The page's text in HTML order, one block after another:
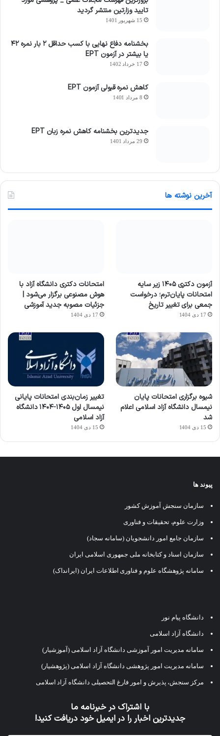
تایید وزارتین منتشر گردید
15 شهریور 1401
بخشنامه دفاع نهایی با کسب حداقل ۲ بار نمره ۴۲
یا بیشتر در آزمون EPT
17 خرداد 1402
کاهش نمره قبولی آزمون EPT
8 مرداد 1401
جدیدترین بخشنامه کاهش نمره زبان EPT
29 مرداد 1401
آخرین نوشته ها
آزمون دکتری ۱۴۰۵ زیر سایه
امتحانات پایان‌ترم؛ درخواست
جمعی برای تغییر تاریخ
17 دی 1404
امتحانات دکتری دانشگاه آزاد با
هوش مصنوعی برگزار می‌شود |
جزئیات مصوبه جدید آموزشی
17 دی 1404
شیوه برگزاری امتحانات پایان
نیمسال دانشگاه آزاد اسلامی اعلام
شد
15 دی 1404
تغییر زمان‌بندی امتحانات پایانی
نیمسال اول ۱۴۰۵-۱۴۰۴ دانشگاه
آزاد اسلامی
15 دی 1404
پیوند ها
سازمان سنجش آموزش کشور
وزارت علوم، تحقیقات و فناوری
سازمان جامع امور دانشجویان (سامانه سجاد)
سازمان اسناد و کتابخانه ملی جمهوری اسلامی ایران
سامانه پژوهشگاه علوم و فناوری اطلاعات ایران (ایرانداک)
دانشگاه پیام نور
دانشگاه آزاد اسلامی
سامانه مدیریت امور آموزشی دانشگاه آزاد اسلامی (آموزشیار)
سامانه مدیریت امور پژوهشی دانشگاه آزاد اسلامی (پژوهشیار)
مرکز سنجش، پذیرش و امور فارغ التحصیلی دانشگاه آزاد اسلامی
با اشتراک در خبرنامه ما
جدیدترین اخبار را در ایمیل خود دریافت کنید!